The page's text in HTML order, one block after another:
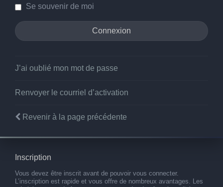
Se souvenir de moi
J’ai oublié mon mot de passe
Renvoyer le courriel d’activation
Revenir à la page précédente
Inscription
Vous devez être inscrit avant de pouvoir vous connecter.
L’inscription est rapide et vous offre de nombreux avantages. Les